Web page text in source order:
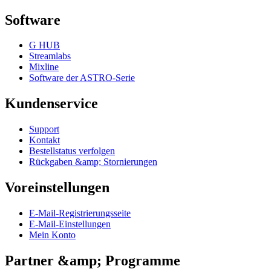
Software
G HUB
Streamlabs
Mixline
Software der ASTRO-Serie
Kundenservice
Support
Kontakt
Bestellstatus verfolgen
Rückgaben &amp; Stornierungen
Voreinstellungen
E-Mail-Registrierungsseite
E-Mail-Einstellungen
Mein Konto
Partner &amp; Programme